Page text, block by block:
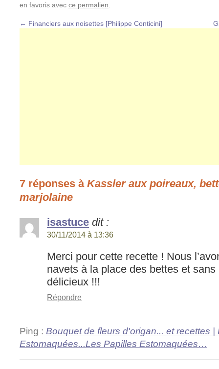
en favoris avec ce permalien.
← Financiers aux noisettes [Philippe Conticini]
7 réponses à Kassler aux poireaux,
marjolaine
isastuce dit :
30/11/2014 à 13:36
Merci pour cette recette ! Nous
navets à la place des bettes et sans
délicieux !!!
Répondre
Ping : Bouquet de fleurs d'origan... et recettes |
Estomaquées...Les Papilles Estomaquées…